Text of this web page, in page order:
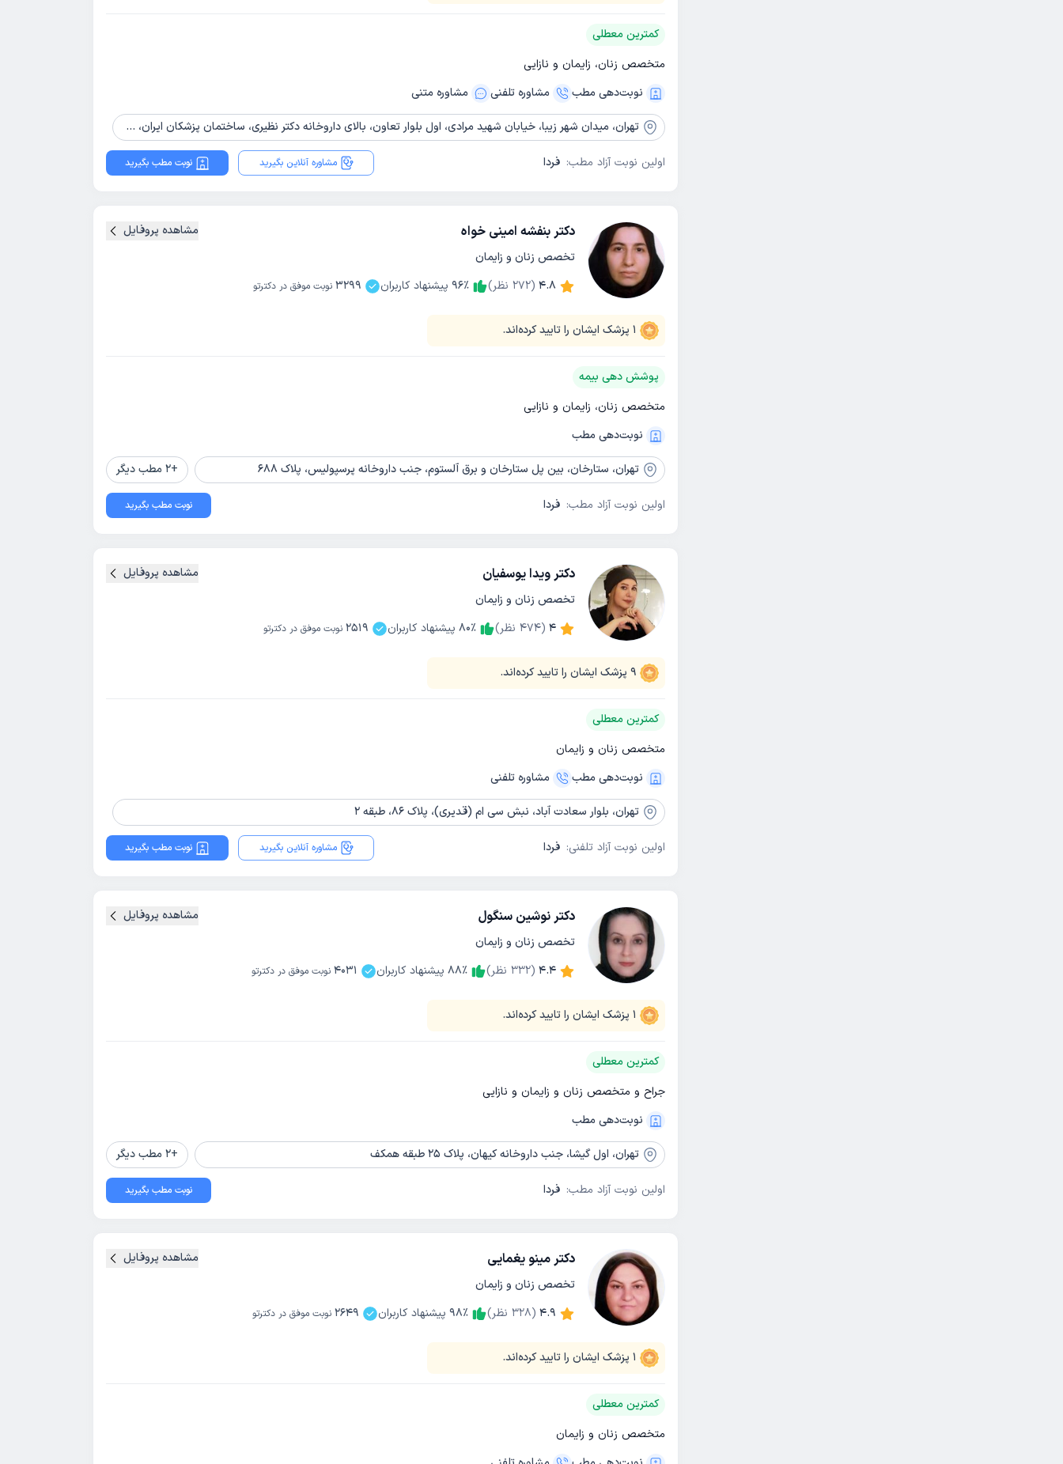
کمترین معطلی
متخصص زنان، زایمان و نازایی
نوبت‌دهی مطب
مشاوره‌ تلفنی مشاوره‌ متنی
تهران، میدان شهر زیبا، خیابان شهید مرادی، اول بلوار تعاون، بالای داروخانه دکتر نظیری، ساختمان پزشکان ایران، طبقه 3 واحد 6
اولین نوبت آزاد مطب: فردا مشاوره آنلاین بگیرید نوبت مطب بگیرید
دکتر بنفشه امینی خواه
تخصص زنان و زایمان
4.8
(
272 نظر) 96٪ پیشنهاد کاربران 3299 نوبت موفق در دکترتو
1 پزشک ایشان را تایید کرده‌اند.
مشاهده پروفایل
پوشش دهی بیمه
متخصص زنان، زایمان و نازایی
نوبت‌دهی مطب
تهران، ستارخان، بین پل ستارخان و برق آلستوم، جنب داروخانه پرسپولیس، پلاک 688 +
2 مطب دیگر
اولین نوبت آزاد مطب: فردا نوبت مطب بگیرید
دکتر ویدا یوسفیان
تخصص زنان و زایمان
4
(
474 نظر) 80٪ پیشنهاد کاربران 2519 نوبت موفق در دکترتو
9 پزشک ایشان را تایید کرده‌اند.
مشاهده پروفایل
کمترین معطلی
متخصص زنان و زایمان
نوبت‌دهی مطب
مشاوره‌ تلفنی
تهران، بلوار سعادت آباد، نبش سی ام (قدیری)، پلاک 86، طبقه 2
اولین نوبت آزاد تلفنی: فردا مشاوره آنلاین بگیرید نوبت مطب بگیرید
دکتر نوشین سنگول
تخصص زنان و زایمان
4.4
(
332 نظر) 88٪ پیشنهاد کاربران 4031 نوبت موفق در دکترتو
1 پزشک ایشان را تایید کرده‌اند.
مشاهده پروفایل
کمترین معطلی
جراح و متخصص زنان و زایمان و نازایی
نوبت‌دهی مطب
تهران، اول گیشا، جنب داروخانه کیهان، پلاک 25 طبقه همکف +
2 مطب دیگر
اولین نوبت آزاد مطب: فردا نوبت مطب بگیرید
دکتر مینو یغمایی
تخصص زنان و زایمان
4.9
(
328 نظر) 98٪ پیشنهاد کاربران 2649 نوبت موفق در دکترتو
1 پزشک ایشان را تایید کرده‌اند.
مشاهده پروفایل
کمترین معطلی
متخصص زنان و زایمان